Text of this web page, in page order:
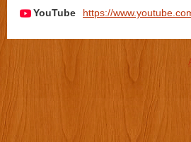
YouTube
https://